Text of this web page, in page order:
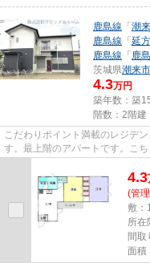
鹿島線 「 潮来
鹿島線 「 延方
鹿島線 「 鹿
茨城県潮来市
4.3万円
築年数：築
階数：2階建
こだわりポイント満載のレジデ
す。最上階のアパートです。こ
4.3
(管
敷：
所在
間取
面積